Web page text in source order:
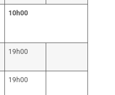
10h00
19h00
19h00